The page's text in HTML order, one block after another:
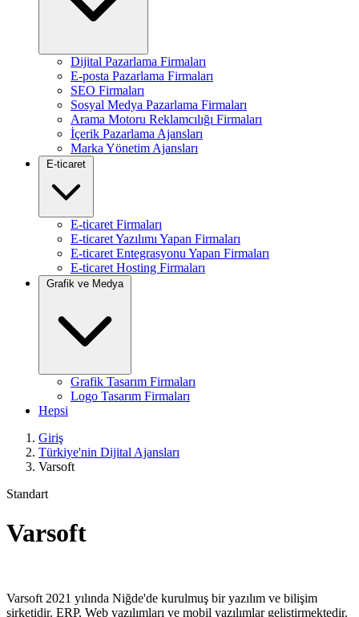
Dijital Pazarlama Firmaları
E-posta Pazarlama Firmaları
SEO Firmaları
Sosyal Medya Pazarlama Firmaları
Arama Motoru Reklamcılığı Firmaları
İçerik Pazarlama Ajansları
Marka Yönetim Ajansları
E-ticaret
E-ticaret Firmaları
E-ticaret Yazılımı Yapan Firmaları
E-ticaret Entegrasyonu Yapan Firmaları
E-ticaret Hosting Firmaları
Grafik ve Medya
Grafik Tasarım Firmaları
Logo Tasarım Firmaları
Hepsi
Giriş
Türkiye'nin Dijital Ajansları
Varsoft
Standart
Varsoft
Varsoft 2021 yılında Niğde'de kurulmuş bir yazılım ve bilişim
şirketidir. ERP, Web yazılımları ve mobil yazılımlar geliştirmektedir.